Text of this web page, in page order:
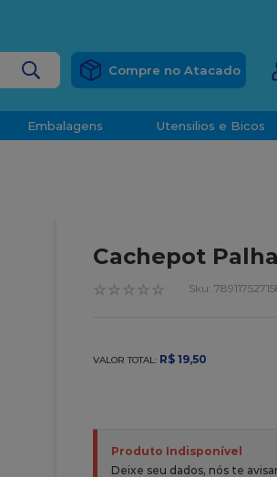
DE R$ 1.000,00 PARA O
Embalagens Utensilios e Bicos
Cachepot
☆ ☆ ☆ ☆ ☆ :
VALOR TOTAL: R$ 19,50
Produto Indisponível
Deixe seu dados, nós te